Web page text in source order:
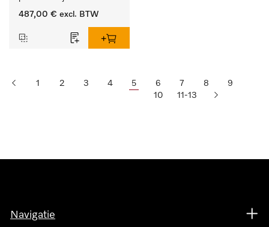
487,00 € excl. BTW
1 2 3 4 5 6 7 8
9
10
11-13
Navigatie